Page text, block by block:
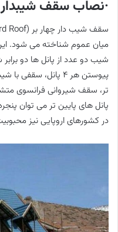
·نصاب سقف شیبدار
شیب دو عدد از پانل ها دو
پیوستن هر 4 پانل،
پانل های پایین تر می توان
در کشورهای اروپایی نیز